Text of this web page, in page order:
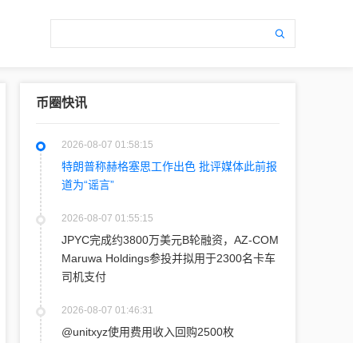
币圈快讯
2026-08-07 01:58:15
特朗普称赫格塞思工作出色 批评媒体此前报
道为“谣言”
2026-08-07 01:55:15
JPYC完成约3800万美元B轮融资，AZ-COM
Maruwa Holdings参投并拟用于2300名卡车
司机支付
2026-08-07 01:46:31
@unitxyz使用费用收入回购2500枚